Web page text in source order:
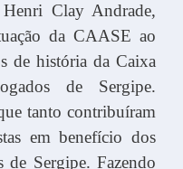
Clay Andrade,
da CAASE ao
de história da Caixa
de Sergipe.
tanto contribuíram
em benefício dos
de Sergipe. Fazendo